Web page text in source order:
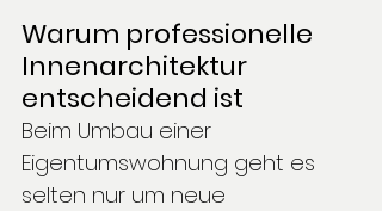
Warum professionelle
Innenarchitektur
entscheidend ist
Beim Umbau einer
Eigentumswohnung geht es
selten nur um neue